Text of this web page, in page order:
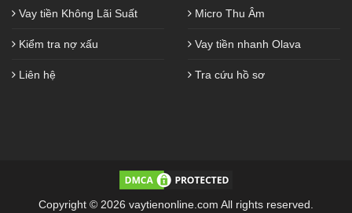
Vay tiền Không Lãi Suất
Kiểm tra nợ xấu
Liên hệ
Micro Thu Âm
Vay tiền nhanh Olava
Tra cứu hồ sơ
Copyright © 2026 vaytienonline.com All rights reserved.